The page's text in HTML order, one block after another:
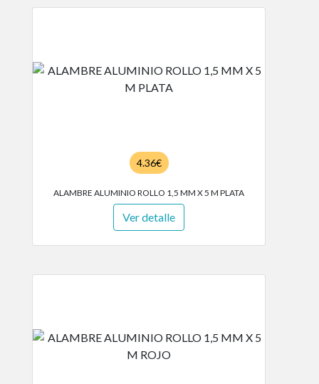
4.36€
ALAMBRE ALUMINIO ROLLO 1,5 MM X 5 M PLATA
Ver detalle